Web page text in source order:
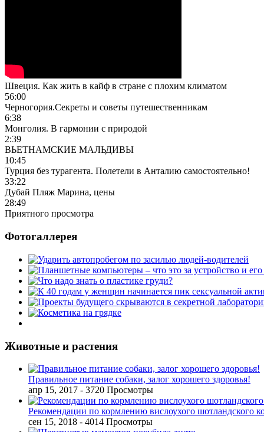
Швеция. Как жить в кайф в стране с плохим климатом
56:00
Черногория.Секреты и советы путешественникам
6:38
Монголия. В гармонии с природой
2:39
ВЬЕТНАМСКИЕ МАЛЬДИВЫ
10:45
Турция без турагента. Полетели в Анталию самостоятельно!
33:22
Дубай Пляж Марина, цены
28:49
Приятного просмотра
Фотогаллерея
Животные и растения
Правильное питание собаки, залог хорошего здоровья!
апр 15, 2017 - 3720 Просмотры
Рекомендации по кормлению вислоухого шотландского
сен 15, 2018 - 4014 Просмотры